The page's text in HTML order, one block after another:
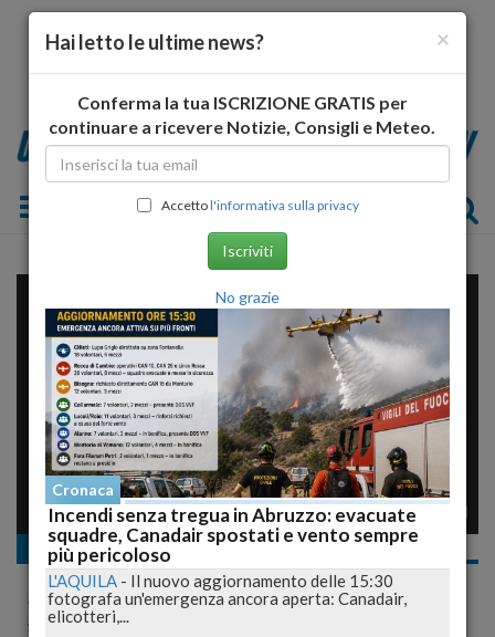
Toggle navigation
Cronaca dal mondo
@KimAnami è La Campionessa Di
#vaginalkungfu ..Estrosità O Follia?
#thingsiliftwithmyvagina
×
Hai letto le ultime news?
Conferma la tua ISCRIZIONE GRATIS per
continuare a ricevere Notizie, Consigli e Meteo.
Accettol'informativa sulla privacy
Iscriviti
No grazie
Cronaca
Incendi senza tregua in Abruzzo: evacuate
squadre, Canadair spostati e vento sempre
più pericoloso
L'AQUILA - Il nuovo aggiornamento delle 15:30
fotografa un'emergenza ancora aperta: Canadair,
elicotteri,...